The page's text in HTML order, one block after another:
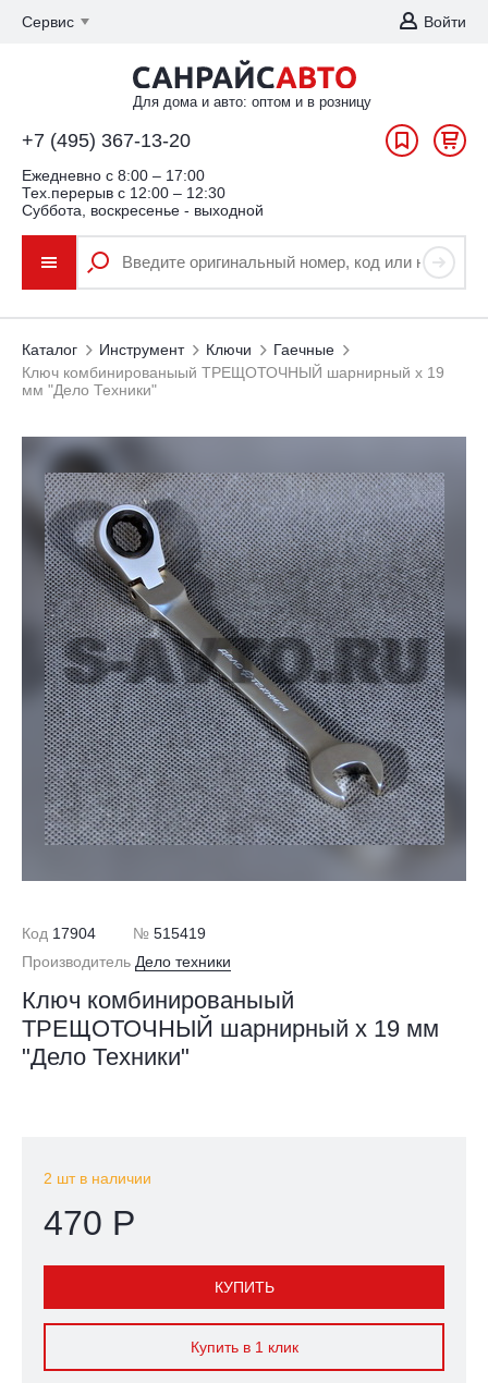
Сервис Войти
Для дома и авто: оптом и в розницу
+7 (495) 367-13-20
Ежедневно c 8:00 – 17:00
Тех.перерыв с 12:00 – 12:30
Суббота, воскресенье - выходной
Каталог Инструмент Ключи
Гаечные
Ключ комбинированыый ТРЕЩОТОЧНЫЙ шарнирный x 19
мм "Дело Техники"
Код 17904 № 515419
Производитель Дело техники
Ключ комбинированыый
ТРЕЩОТОЧНЫЙ шарнирный x 19 мм
"Дело Техники"
2 шт в наличии
470 Р
КУПИТЬ
Купить в 1 клик